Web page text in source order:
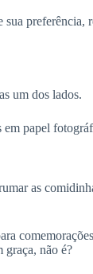
preferência,
um dos lados.
papel
as
graça, não é?